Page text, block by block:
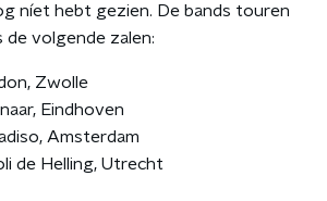
níet hebt gezien. De bands touren
de volgende zalen:
Zwolle
Eindhoven
Amsterdam
de Helling, Utrecht